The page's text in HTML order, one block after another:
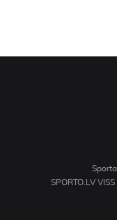
SPORTO.LV